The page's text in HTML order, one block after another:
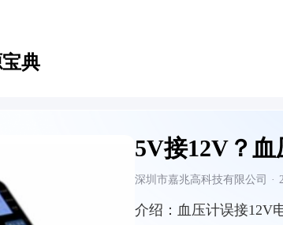
典
5V接12V？
深圳市嘉兆高科技有限公司 ·
介绍： 血压计误接12V